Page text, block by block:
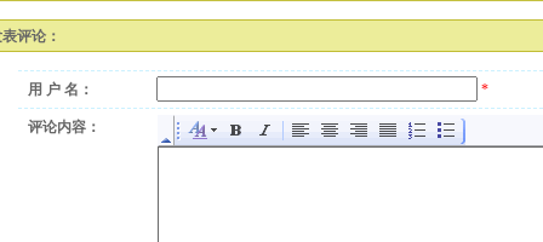
评论：
用 户 名： *
评论内容：